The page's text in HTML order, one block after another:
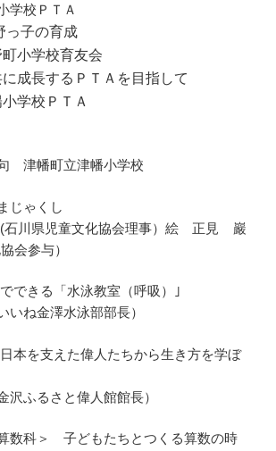
学校ＰＴＡ
っ子の育成
小学校育友会
に成長するＰＴＡを目指して
学校ＰＴＡ
幡町立津幡小学校
じゃくし
(石川県児童文化協会理事） 絵 正見 巖
会参与）
きる「水泳教室（呼吸）｣
いいね金澤水泳部部長）
を支えた偉人たちから生き方を学ぼ
金沢ふるさと偉人館館長）
数科＞ 子どもたちとつくる算数の時